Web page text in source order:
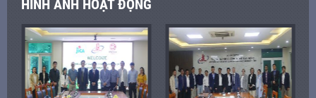
HÌNH ẢNH HOẠT ĐỘNG